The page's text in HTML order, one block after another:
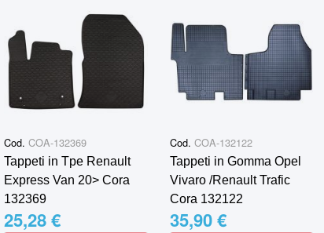
Cod. COA-132369
Tappeti in Tpe Renault
Express Van 20˃ Cora
132369
25,28 €
Cod. COA-132122
Tappeti in Gomma Opel
Vivaro /Renault Trafic
Cora 132122
35,90 €